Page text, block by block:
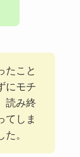
たこと
にモチ
読み終
てしま
。